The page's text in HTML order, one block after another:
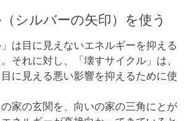
シルバーの矢印）を使う
」は目に見えないエネルギーを抑える
それに対し、「壊すサイクル」は、
目に見える悪い影響を抑えるために使
家の玄関を、向いの家の三角にとが